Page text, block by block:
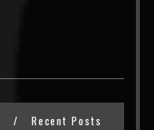
Recent Posts